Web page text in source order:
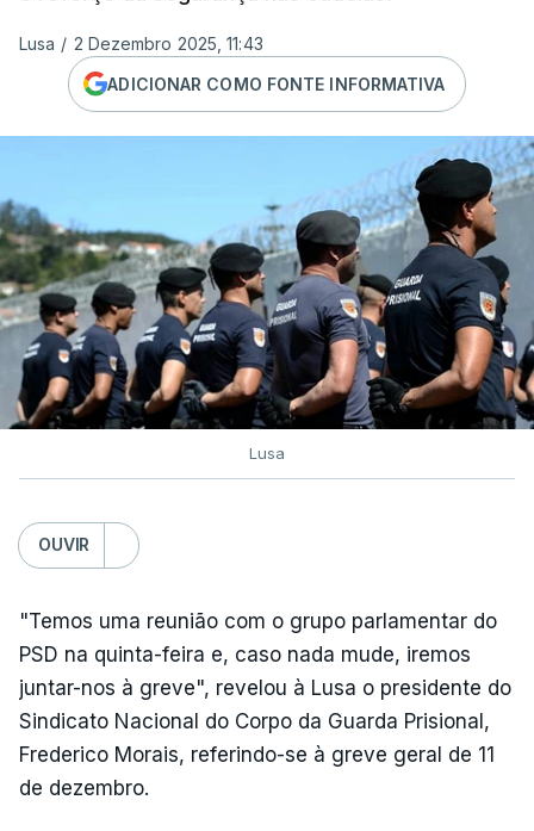
Lusa / 2 Dezembro 2025, 11:43
ADICIONAR COMO FONTE INFORMATIVA
Lusa
OUVIR
"Temos uma reunião com o grupo parlamentar do
PSD na quinta-feira e, caso nada mude, iremos
juntar-nos à greve", revelou à Lusa o presidente do
Sindicato Nacional do Corpo da Guarda Prisional,
Frederico Morais, referindo-se à greve geral de 11
de dezembro.